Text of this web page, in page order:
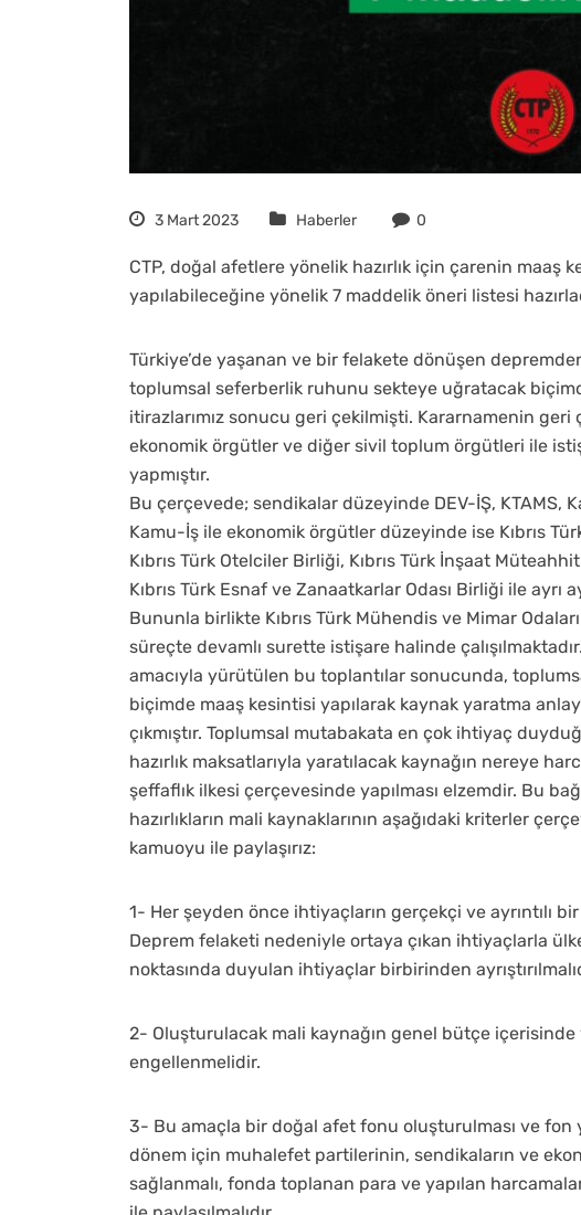
3 Mart 2023 Haberler 0
CTP, doğal afetlere yönelik hazırlık için çarenin maaş
yapılabileceğine yönelik 7 maddelik öneri listesi
Türkiye’de yaşanan ve bir felakete dönüşen
toplumsal seferberlik ruhunu sekteye uğratacak
itirazlarımız sonucu geri çekilmişti. Kararnamenin geri
ekonomik örgütler ve diğer sivil toplum örgütleri ile
yapmıştır.
Bu çerçevede; sendikalar düzeyinde DEV-İŞ, KTAMS,
Kamu-İş ile ekonomik örgütler düzeyinde ise Kıbrıs
Kıbrıs Türk Otelciler Birliği, Kıbrıs Türk İnşaat
Kıbrıs Türk Esnaf ve Zanaatkarlar Odası Birliği ile
Bununla birlikte Kıbrıs Türk Mühendis ve Mimar
süreçte devamlı surette istişare halinde
amacıyla yürütülen bu toplantılar sonucunda,
biçimde maaş kesintisi yapılarak kaynak yaratma
çıkmıştır. Toplumsal mutabakata en çok ihtiyaç
hazırlık maksatlarıyla yaratılacak kaynağın nereye
şeffaflık ilkesi çerçevesinde yapılması elzemdir. Bu
hazırlıkların mali kaynaklarının aşağıdaki kriterler
kamuoyu ile paylaşırız:
1- Her şeyden önce ihtiyaçların gerçekçi ve ayrıntılı
Deprem felaketi nedeniyle ortaya çıkan ihtiyaçlarla
noktasında duyulan ihtiyaçlar birbirinden
2- Oluşturulacak mali kaynağın genel bütçe içerisinde
engellenmelidir.
3- Bu amaçla bir doğal afet fonu oluşturulması ve fon
dönem için muhalefet partilerinin, sendikaların ve
sağlanmalı, fonda toplanan para ve yapılan